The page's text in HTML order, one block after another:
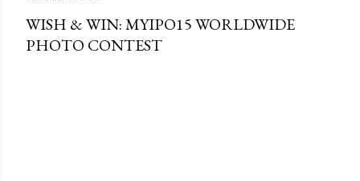
WISH & WIN: MYIPO15 WORLDWIDE
PHOTO CONTEST